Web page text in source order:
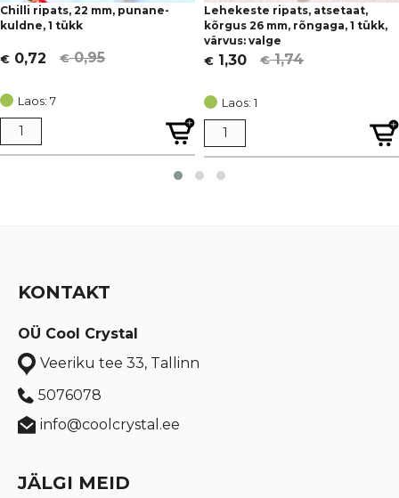
Chilli ripats, 22 mm, punane-
kuldne, 1 tükk
€0,95
Algne
oli:
€ 0,95.
€ 0,72
Current
is:
€ 0,72.
Laos: 7
Lehekeste ripats, atsetaat,
kõrgus 26 mm, rõngaga, 1 tükk,
värvus: valge
€1,74
Algne
oli:
€ 1,74.
€ 1,30
Current
is:
€ 1,30.
Laos: 1
KONTAKT
OÜ Cool Crystal
Veeriku tee 33, Tallinn
5076078
info@coolcrystal.ee
JÄLGI MEID